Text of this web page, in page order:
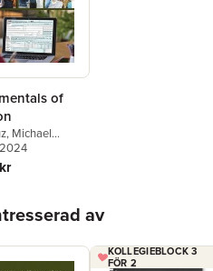
of
, Michael
,Frederick
av
KOLLEGIEBLOCK 3
FÖR 2